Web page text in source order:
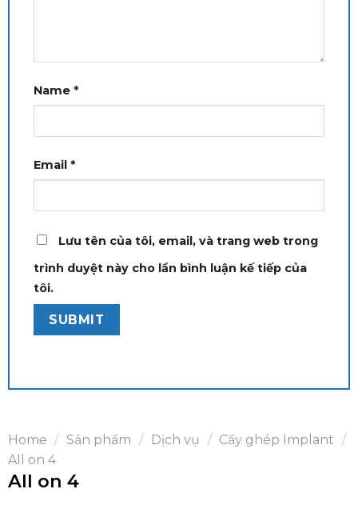
Name *
Email *
Lưu tên của tôi, email, và trang web trong
trình duyệt này cho lần bình luận kế tiếp của
tôi.
Home / Sản phẩm / Dịch vụ / Cấy ghép Implant
/
All on 4
All on 4